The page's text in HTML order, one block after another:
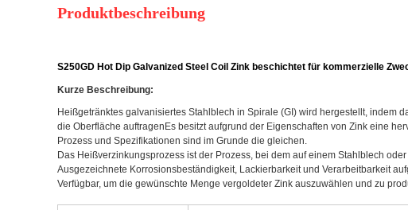
Produktbeschreibung
S250GD Hot Dip Galvanized Steel Coil Zink beschichtet für kommerzielle
Kurze Beschreibung:
Heißgetränktes galvanisiertes Stahlblech in Spirale (GI) wird hergestellt, indem
die Oberfläche auftragenEs besitzt aufgrund der Eigenschaften von Zink eine
Prozess und Spezifikationen sind im Grunde die gleichen.
Das Heißverzinkungsprozess ist der Prozess, bei dem auf einem Stahlblech
Ausgezeichnete Korrosionsbeständigkeit, Lackierbarkeit und Verarbeitbarkeit
Verfügbar, um die gewünschte Menge vergoldeter Zink auszuwählen und zu